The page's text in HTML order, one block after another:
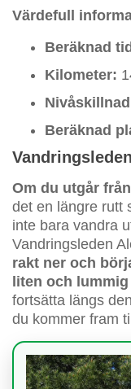
Värdefull
Beräknad
Kilometer:
Beräknad
Om du utgår
det en längre rutt
inte bara vandra
Vandringsleden
rakt ner och
liten och
fortsätta längs
du kommer fram